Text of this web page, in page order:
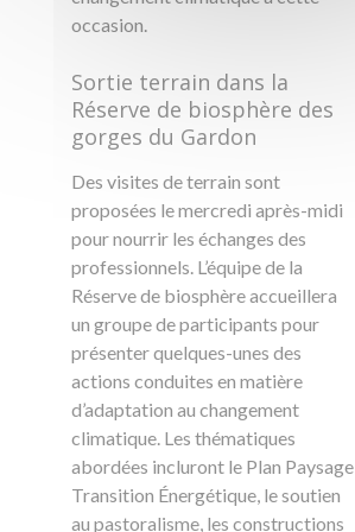
occasion.
Sortie terrain dans la
Réserve de biosphère des
gorges du Gardon
Des visites de terrain sont
proposées le mercredi après-midi
pour nourrir les échanges des
professionnels. L’équipe de la
Réserve de biosphère accueillera
un groupe de participants pour
présenter quelques-unes des
actions conduites en matière
d’adaptation au changement
climatique. Les thématiques
abordées incluront le Plan Paysage
Transition Énergétique, le soutien
au pastoralisme, les constructions